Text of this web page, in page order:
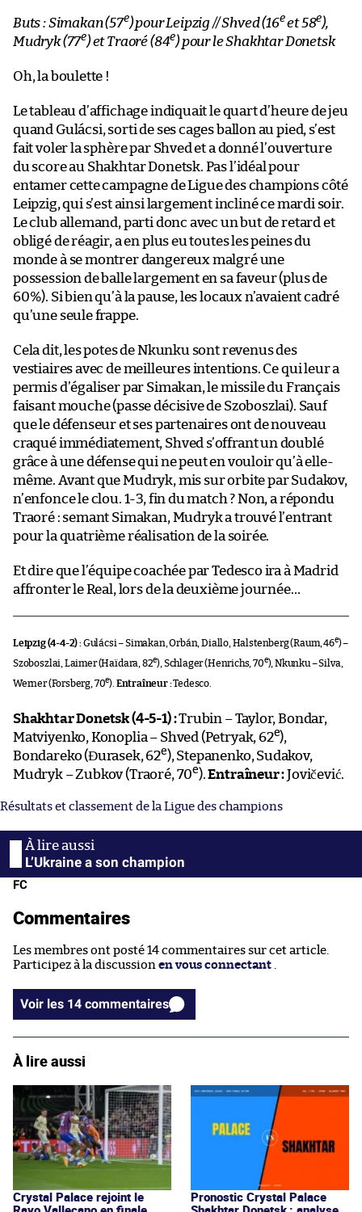
Buts : Simakan (57e) pour Leipzig // Shved (16eet 58e),
Mudryk (77e) et Traoré (84e) pour le Shakhtar Donetsk
Oh, la boulette !
Le tableau d’affichage indiquait le quart d’heure de jeu
quand Gulácsi, sorti de ses cages ballon au pied, s’est
fait voler la sphère par Shved et a donné l’ouverture
du score au Shakhtar Donetsk. Pas l’idéal pour
entamer cette campagne de Ligue des champions côté
Leipzig, qui s’est ainsi largement incliné ce mardi soir.
Le club allemand, parti donc avec un but de retard et
obligé de réagir, a en plus eu toutes les peines du
monde à se montrer dangereux malgré une
possession de balle largement en sa faveur (plus de
60%). Si bien qu’à la pause, les locaux n’avaient cadré
qu’une seule frappe.
Cela dit, les potes de Nkunku sont revenus des
vestiaires avec de meilleures intentions. Ce qui leur a
permis d’égaliser par Simakan, le missile du Français
faisant mouche (passe décisive de Szoboszlai). Sauf
que le défenseur et ses partenaires ont de nouveau
craqué immédiatement, Shved s’offrant un doublé
grâce à une défense qui ne peut en vouloir qu’à elle-
même. Avant que Mudryk, mis sur orbite par Sudakov,
n’enfonce le clou. 1-3, fin du match ? Non, a répondu
Traoré : semant Simakan, Mudryk a trouvé l’entrant
pour la quatrième réalisation de la soirée.
Et dire que l’équipe coachée par Tedesco ira à Madrid
affronter le Real, lors de la deuxième journée…
Leipzig (4-4-2) :Gulácsi – Simakan, Orbán, Diallo, Halstenberg (Raum, 46e) –
Szoboszlai, Laimer (Haïdara, 82e), Schlager (Henrichs, 70e), Nkunku – Silva,
Werner (Forsberg, 70e). Entraîneur :Tedesco.
Shakhtar Donetsk (4-5-1) :Trubin – Taylor, Bondar,
Matviyenko, Konoplia – Shved (Petryak, 62e),
Bondareko (Đurasek, 62e), Stepanenko, Sudakov,
Mudryk – Zubkov (Traoré, 70e).Entraîneur :Jovičević.
Résultats et classement de la Ligue des champions
L’Ukraine a son champion
FC
Commentaires
Les membres ont posté 14 commentaires sur cet article.
Participez à la discussion en vous connectant
Voir les 14 commentaires
À lire aussi
Crystal Palace rejoint le
Pronostic Crystal Palace